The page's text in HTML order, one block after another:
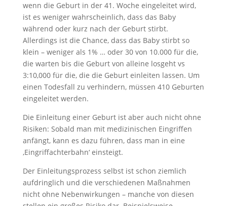
wenn die Geburt in der 41. Woche eingeleitet wird,
ist es weniger wahrscheinlich, dass das Baby
während oder kurz nach der Geburt stirbt.
Allerdings ist die Chance, dass das Baby stirbt so
klein – weniger als 1% … oder 30 von 10.000 für die,
die warten bis die Geburt von alleine losgeht vs
3:10,000 für die, die die Geburt einleiten lassen. Um
einen Todesfall zu verhindern, müssen 410 Geburten
eingeleitet werden.
Die Einleitung einer Geburt ist aber auch nicht ohne
Risiken: Sobald man mit medizinischen Eingriffen
anfängt, kann es dazu führen, dass man in eine
‚Eingriffachterbahn‘ einsteigt.
Der Einleitungsprozess selbst ist schon ziemlich
aufdringlich und die verschiedenen Maßnahmen
nicht ohne Nebenwirkungen – manche von diesen